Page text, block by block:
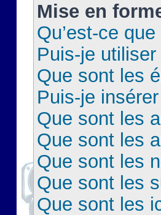
Mise en
Qu’est-ce
Puis-je utiliser
Que sont les
Puis-je
Que sont les
Que sont les
Que sont les
Que sont les
Que sont les